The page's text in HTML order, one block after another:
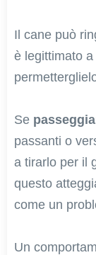
Il cane può
è legittimato
Se
passanti o
a tirarlo per il
questo
come un
Un